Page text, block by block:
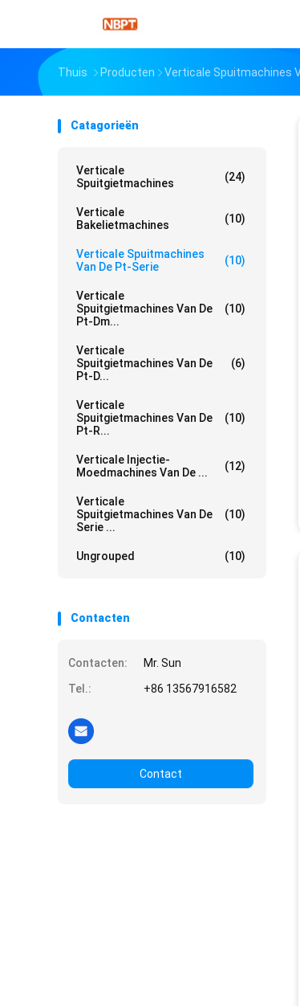
Thuis Producten Verticale Spuitmachines
Catagorieën
Verticale
Spuitgietmachines
(24)
Verticale
Bakelietmachines
(10)
Verticale Spuitmachines
Van De Pt-Serie
(10)
Verticale
Spuitgietmachines Van De
Pt-Dm...
(10)
Verticale
Spuitgietmachines Van De
Pt-D...
(6)
Verticale
Spuitgietmachines Van De
Pt-R...
(10)
Verticale Injectie-
Moedmachines Van De ...
(12)
Verticale
Spuitgietmachines Van De
Serie ...
(10)
Ungrouped (10)
Contacten
Contacten:
Mr. Sun
Tel.:
+86 13567916582
Contact